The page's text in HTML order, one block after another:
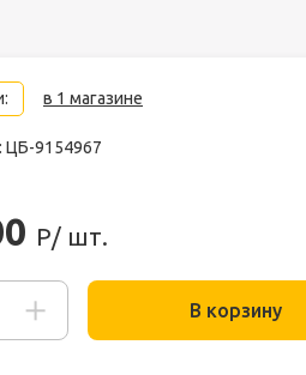
в 1 магазине
ЦБ-9154967
Р/ шт.
В корзину